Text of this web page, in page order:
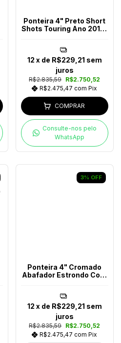
Ponteira 4" Preto Short
Shots Touring Ano 2017-
R$2.835,59 R$2.750,52
R$2.475,47com Pix
12 x de R$229,21 sem
juros
COMPRAR
Consulte-nos pelo
WhatsApp
3% OFF
Ponteira 4" Cromado
Abafador Estrondo Com
R$2.835,59 R$2.750,52
R$2.475,47com Pix
12 x de R$229,21 sem
juros